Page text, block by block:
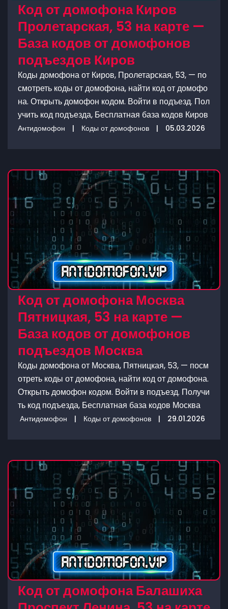
Код от домофона Киров
Пролетарская, 53 на карте —
База кодов от домофонов
подъездов Киров
Коды домофона от Киров, Пролетарская, 53, — по
смотреть коды от домофона, найти код от домофо
на. Открыть домофон кодом. Войти в подъезд. Пол
учить код подъезда, Бесплатная база кодов Киров
Антидомофон | Коды от домофонов | 05.03.2026
Код от домофона Москва
Пятницкая, 53 на карте —
База кодов от домофонов
подъездов Москва
Коды домофона от Москва, Пятницкая, 53, — посм
отреть коды от домофона, найти код от домофона.
Открыть домофон кодом. Войти в подъезд. Получи
ть код подъезда, Бесплатная база кодов Москва
Антидомофон | Коды от домофонов | 29.01.2026
Код от домофона Балашиха